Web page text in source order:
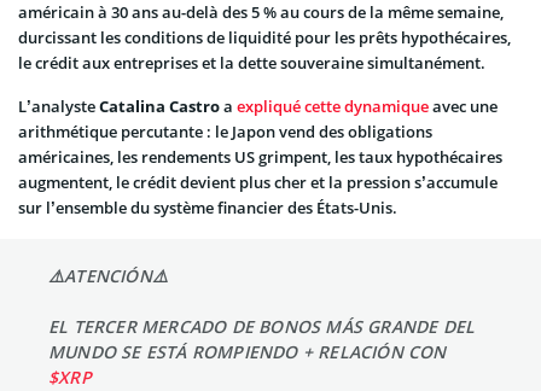
américain à 30 ans au-delà des 5 % au cours de la même semaine,
durcissant les conditions de liquidité pour les prêts hypothécaires,
le crédit aux entreprises et la dette souveraine simultanément.
L’analysteCatalina Castroa expliqué cette dynamiqueavec une
arithmétique percutante : le Japon vend des obligations
américaines, les rendements US grimpent, les taux hypothécaires
augmentent, le crédit devient plus cher et la pression s’accumule
sur l’ensemble du système financier des États-Unis.
⚠️ATENCIÓN⚠️
EL TERCER MERCADO DE BONOS MÁS GRANDE DEL
MUNDO SE ESTÁ ROMPIENDO + RELACIÓN CON
$XRP